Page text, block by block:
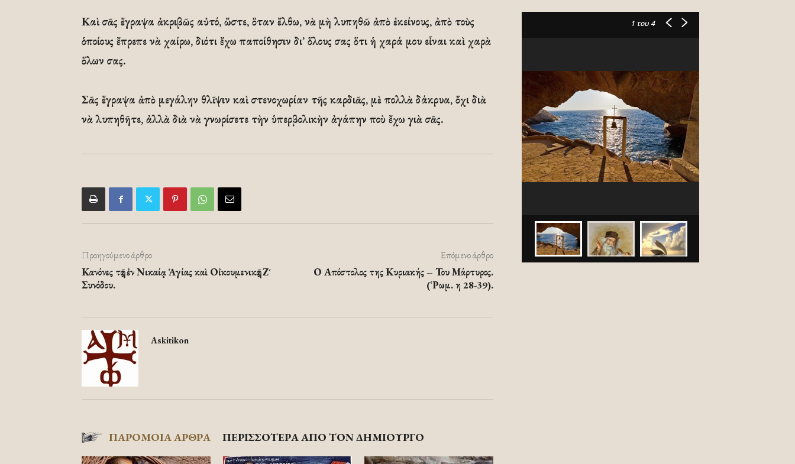
Καὶ σᾶς ἔγραψα ἀκριβῶς αὐτό, ὥστε, ὅταν ἔλθω, νὰ μὴ λυπηθῶ ἀπὸ ἐκείνους, ἀπὸ τοὺς
ὁποίους ἔπρεπε νὰ χαίρω, διότι ἔχω παποίθησιν δι’ ὅλους σας ὅτι ἡ χαρά μου εἶναι καὶ χαρὰ
ὅλων σας.
Σᾶς ἔγραψα ἀπὸ μεγάλην θλῖψιν καὶ στενοχωρίαν τῆς καρδιᾶς, μὲ πολλὰ δάκρυα, ὄχι διὰ
νὰ λυπηθῆτε, ἀλλὰ διὰ νὰ γνωρίσετε τὴν ὑπερβολικὴν ἀγάπην ποὺ ἔχω γιὰ σᾶς.
Προηγούμενο άρθρο
Κανόνες τῆς ἐν Νικαίᾳ Ἁγίας καὶ Οἰκουμενικῆς Ζ´
Συνόδου.
Επόμενο άρθρο
Ο Απόστολος της Κυριακής – Του Μάρτυρος.
(῾Ρωμ. η 28-39).
Askitikon
ΠΑΡΟΜΟΙΑ ΑΡΘΡΑ ΠΕΡΙΣΣΟΤΕΡΑ ΑΠΟ ΤΟΝ ΔΗΜΙΟΥΡΓΟ
1 του 4